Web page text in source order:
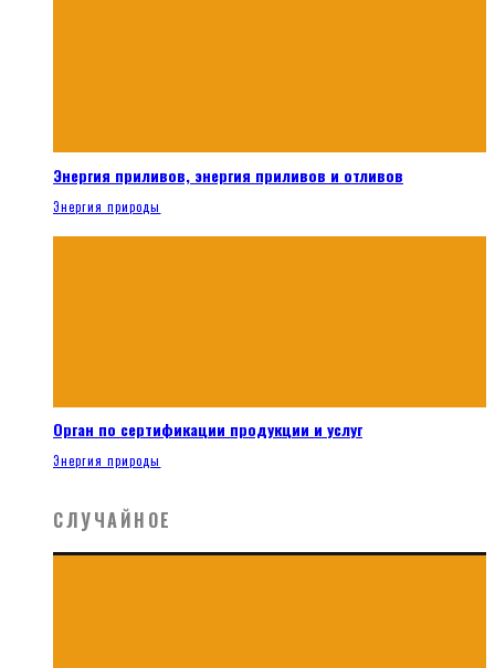
Энергия приливов, энергия приливов и отливов
Энергия природы
Орган по сертификации продукции и услуг
Энергия природы
СЛУЧАЙНОЕ